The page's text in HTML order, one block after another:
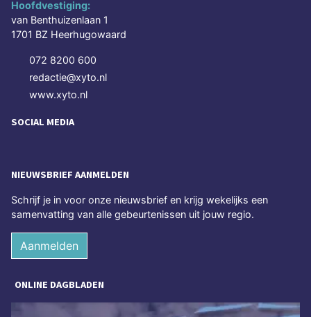
Hoofdvestiging:
van Benthuizenlaan 1
1701 BZ Heerhugowaard
072 8200 600
redactie@xyto.nl
www.xyto.nl
SOCIAL MEDIA
NIEUWSBRIEF AANMELDEN
Schrijf je in voor onze nieuwsbrief en krijg wekelijks een
samenvatting van alle gebeurtenissen uit jouw regio.
Aanmelden
ONLINE DAGBLADEN